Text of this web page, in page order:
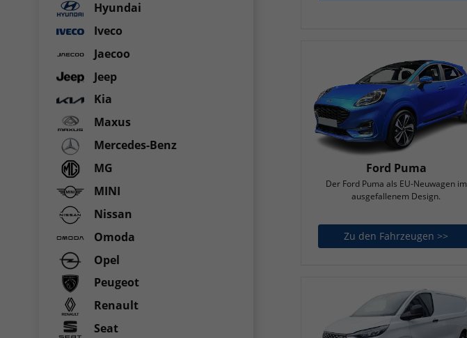
Ford Puma
Der Ford Puma als EU-Neuwagen im
ausgefallenem Design.
Zu den Fahrzeugen >>
Hyundai
Iveco
Jaecoo
Jeep
Kia
Maxus
Mercedes-Benz
MG
MINI
Nissan
Omoda
Opel
Peugeot
Renault
Seat